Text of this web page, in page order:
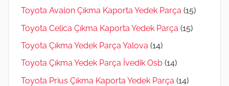
Toyota Avalon Çıkma Kaporta Yedek Parça (15)
Toyota Celica Çıkma Kaporta Yedek Parça (15)
Toyota Çıkma Yedek Parça Yalova (14)
Toyota Çıkma Yedek Parça İvedik Osb (14)
Toyota Prius Çıkma Kaporta Yedek Parça (14)